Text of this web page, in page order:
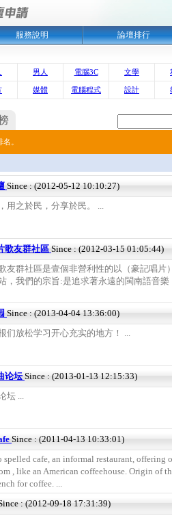
服務說明 論壇排行
男人 電腦3C 文學
媒體 電腦程式 設計
。
Since : (2012-05-12 10:10:27)
用之於民，分享於民。 ...
歌友群社區 Since : (2012-03-15 01:05:44)
友群社區是壹個非營利性的以（豪記唱片
，我們的宗旨:是追求著永遠的閩南語音樂
Since : (2013-04-04 13:36:00)
们放松学习开心充实的地方！ ...
论坛Since : (2013-01-13 12:15:33)
坛 ...
Since : (2011-04-13 10:33:01)
spelled cafe, an informal restaurant, offering
, like an American coffeehouse. Origin of
for coffee. ...
: (2012-09-18 17:31:39)